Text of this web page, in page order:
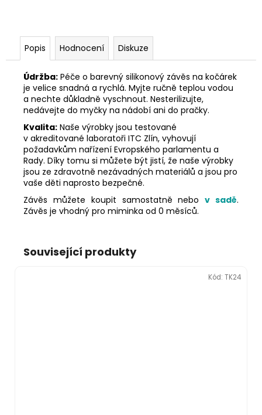
Popis Hodnocení Diskuze
Údržba: Péče o barevný silikonový závěs na kočárek
je velice snadná a rychlá. Myjte ručně teplou vodou
a nechte důkladně vyschnout. Nesterilizujte,
nedávejte do myčky na nádobí ani do pračky.
Kvalita: Naše výrobky jsou testované
v akreditované laboratoři ITC Zlín, vyhovují
požadavkům nařízení Evropského parlamentu a
Rady. Díky tomu si můžete být jistí, že naše výrobky
jsou ze zdravotně nezávadných materiálů a jsou pro
vaše děti naprosto bezpečné.
Závěs můžete koupit samostatně nebov sadě.
Závěs je vhodný pro miminka od 0 měsíců.
Související produkty
Kód: TK24